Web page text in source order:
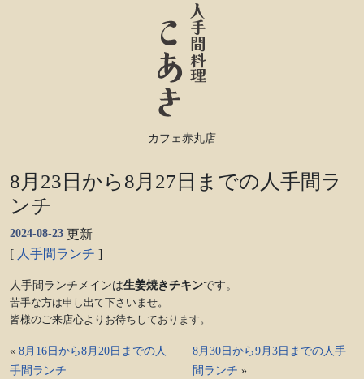
カフェ赤丸店
8月23日から8月27日までの人手間ラ
ンチ
2024-08-23 更新
[ 人手間ランチ ]
人手間ランチメインは生姜焼きチキンです。
苦手な方は申し出て下さいませ。
皆様のご来店心よりお待ちしております。
« 8月16日から8月20日までの人
手間ランチ
8月30日から9月3日までの人手
間ランチ »